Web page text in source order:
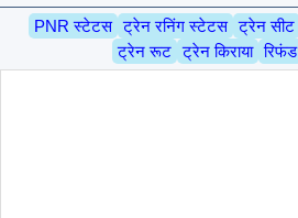
PNR स्टेटस ट्रेन रनिंग स्टेटस ट्रेन सीट
ट्रेन रूट ट्रेन किराया रिफंड